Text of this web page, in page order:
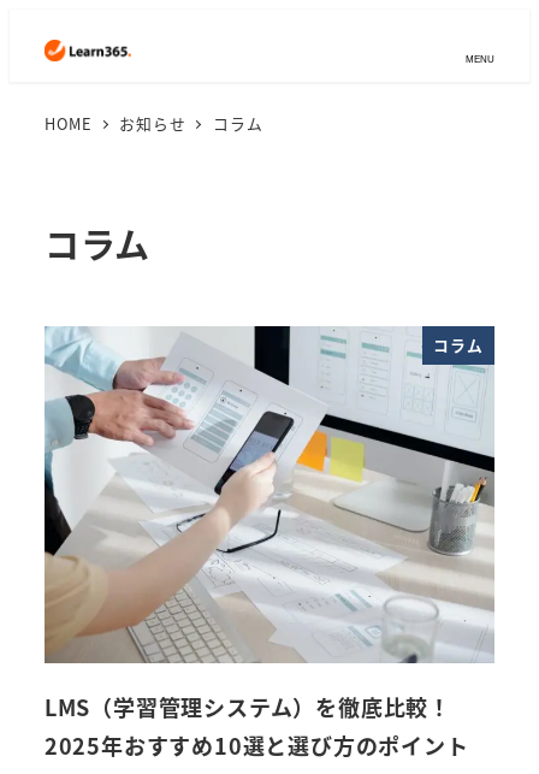
MENU
HOME お知らせ コラム
コラム
コラム
LMS（学習管理システム）を徹底比較！
2025年おすすめ10選と選び方のポイント